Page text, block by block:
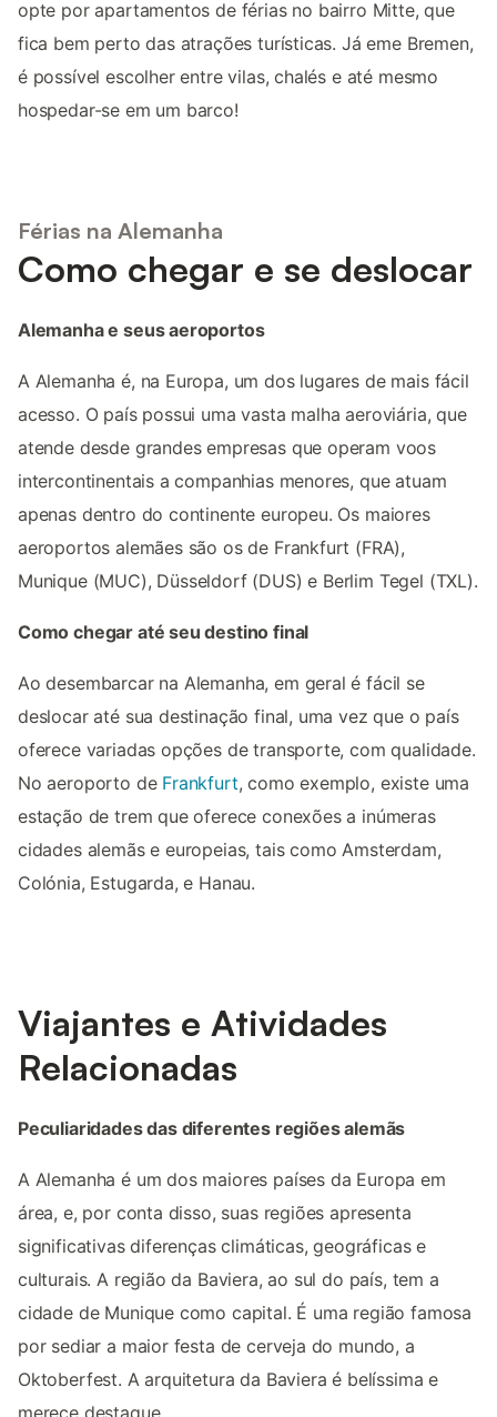
opte por apartamentos de férias no bairro Mitte, que
fica bem perto das atrações turísticas. Já eme Bremen,
é possível escolher entre vilas, chalés e até mesmo
hospedar-se em um barco!
Férias na Alemanha
Como chegar e se deslocar
Alemanha e seus aeroportos
A Alemanha é, na Europa, um dos lugares de mais fácil
acesso. O país possui uma vasta malha aeroviária, que
atende desde grandes empresas que operam voos
intercontinentais a companhias menores, que atuam
apenas dentro do continente europeu. Os maiores
aeroportos alemães são os de Frankfurt (FRA),
Munique (MUC), Düsseldorf (DUS) e Berlim Tegel (TXL).
Como chegar até seu destino final
Ao desembarcar na Alemanha, em geral é fácil se
deslocar até sua destinação final, uma vez que o país
oferece variadas opções de transporte, com qualidade.
No aeroporto de Frankfurt, como exemplo, existe uma
estação de trem que oferece conexões a inúmeras
cidades alemãs e europeias, tais como Amsterdam,
Colónia, Estugarda, e Hanau.
Viajantes e Atividades
Relacionadas
Peculiaridades das diferentes regiões alemãs
A Alemanha é um dos maiores países da Europa em
área, e, por conta disso, suas regiões apresenta
significativas diferenças climáticas, geográficas e
culturais. A região da Baviera, ao sul do país, tem a
cidade de Munique como capital. É uma região famosa
por sediar a maior festa de cerveja do mundo, a
Oktoberfest. A arquitetura da Baviera é belíssima e
merece destaque.